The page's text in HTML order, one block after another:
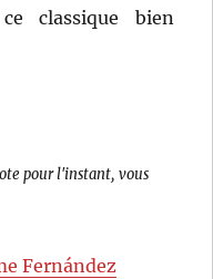
classique bien
pour l'instant, vous
Fernández